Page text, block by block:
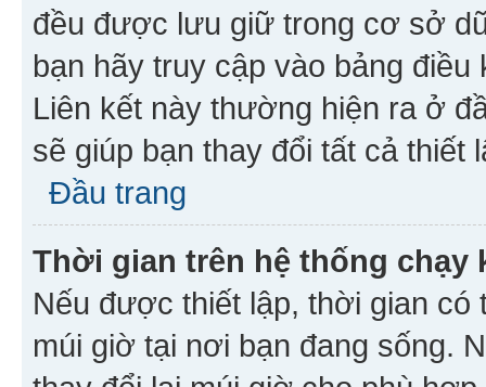
đều được lưu giữ trong cơ sở
bạn hãy truy cập vào bảng
Liên kết này thường hiện ra ở
sẽ giúp bạn thay đổi tất cả thiết
Đầu trang
Thời gian trên hệ thống chạy
Nếu được thiết lập, thời gian
múi giờ tại nơi bạn đang sống.